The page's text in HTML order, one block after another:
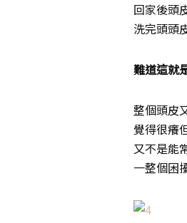
回家後頭
洗完頭頭
難道這就
整個頭皮
覺得很癢
又不是能
一整個困